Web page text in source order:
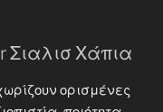
Σιαλισ Χάπια
ορισμένες